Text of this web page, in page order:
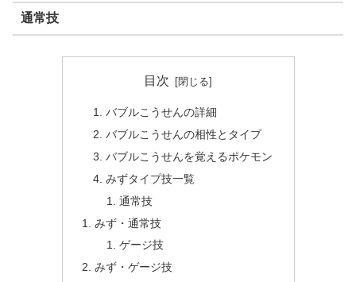
通常技
目次
バブルこうせんの詳細
バブルこうせんの相性とタイプ
バブルこうせんを覚えるポケモン
みずタイプ技一覧
通常技
みず・通常技
ゲージ技
みず・ゲージ技